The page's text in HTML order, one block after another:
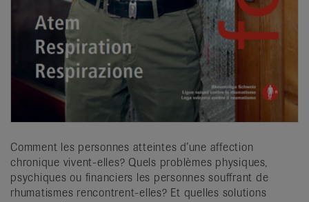
Comment les personnes atteintes d’une affection
chronique vivent-elles? Quels problèmes physiques,
psychiques ou financiers les personnes souffrant de
rhumatismes rencontrent-elles? Et quelles solutions